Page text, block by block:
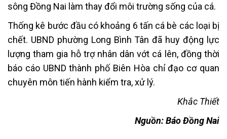
sông Đồng Nai làm thay đổi môi trường sống của cá.
Thống kê bước đầu có khoảng 6 tấn cá bè các loại bị
chết. UBND phường Long Bình Tân đã huy động lực
lượng tham gia hỗ trợ nhân dân vớt cá lên, đồng thời
báo cáo UBND thành phố Biên Hòa chỉ đạo cơ quan
chuyên môn tiến hành kiểm tra, xử lý.
Khắc Thiết
Nguồn: Báo Đồng Nai